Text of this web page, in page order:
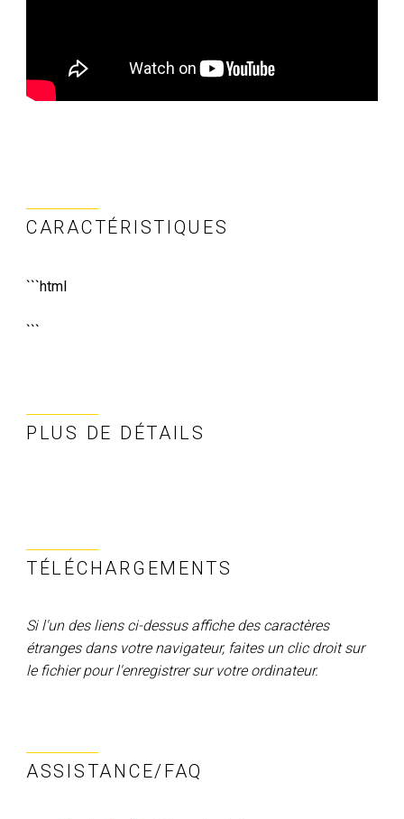
CARACTÉRISTIQUES
```html
```
PLUS DE DÉTAILS
TÉLÉCHARGEMENTS
Si l'un des liens ci-dessus affiche des caractères
étranges dans votre navigateur, faites un clic droit sur
le fichier pour l'enregistrer sur votre ordinateur.
ASSISTANCE/FAQ